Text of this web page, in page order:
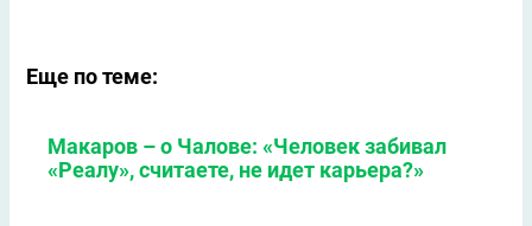
Еще по теме:
Макаров – о Чалове: «Человек забивал
«Реалу», считаете, не идет карьера?»